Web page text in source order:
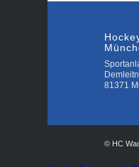
81371
© HC